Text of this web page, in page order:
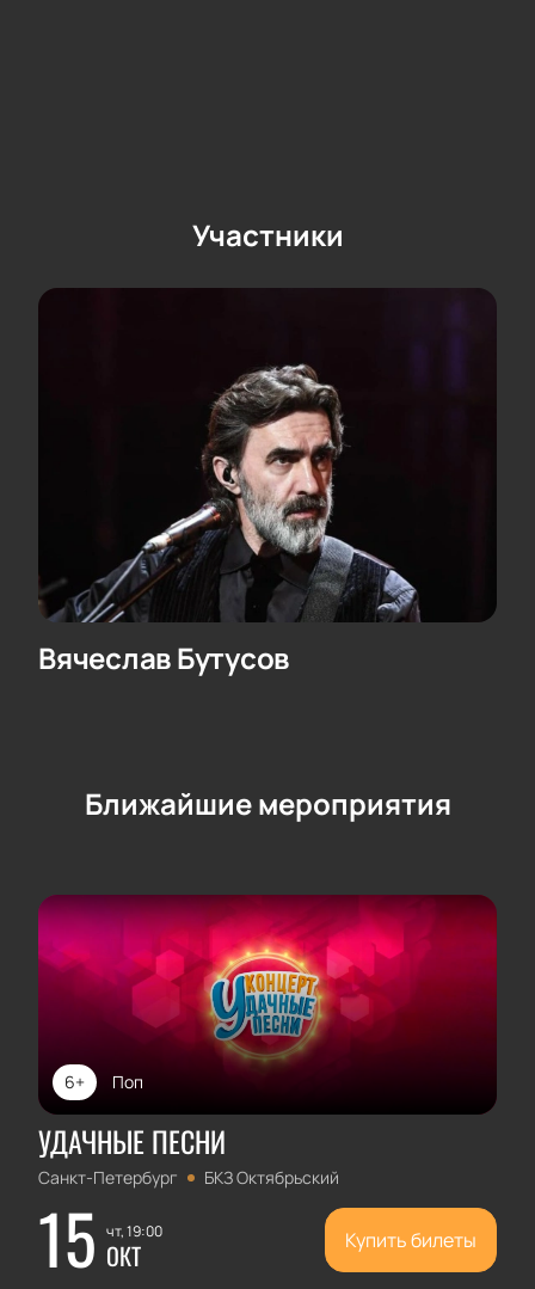
Участники
Вячеслав Бутусов
Ближайшие мероприятия
Поп
6+
УДАЧНЫЕ ПЕСНИ
Санкт-Петербург БКЗ Октябрьский
15 чт, 19:00
ОКТ Купить билеты